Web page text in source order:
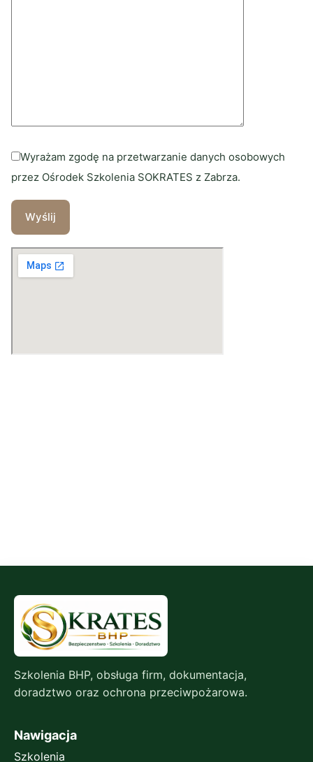
Wyrażam zgodę na przetwarzanie danych osobowych
przez Ośrodek Szkolenia SOKRATES z Zabrza.
Szkolenia BHP, obsługa firm, dokumentacja,
doradztwo oraz ochrona przeciwpożarowa.
Nawigacja
Szkolenia